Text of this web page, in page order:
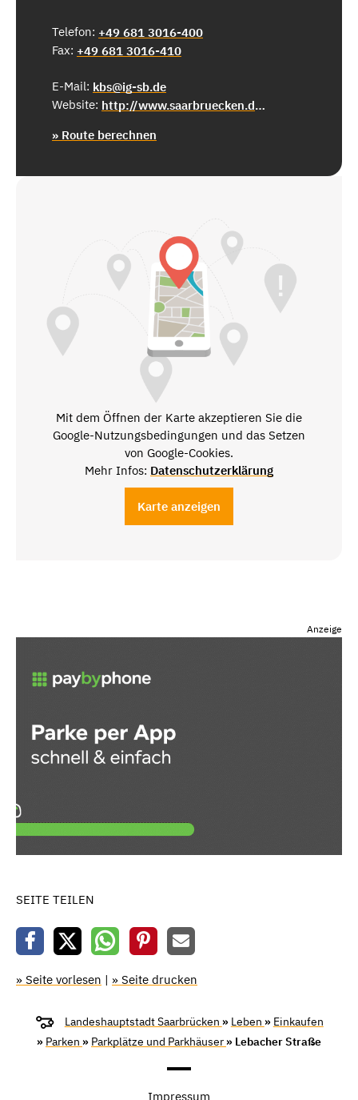
Telefon: +49 681 3016-400
Fax: +49 681 3016-410
E-Mail: kbs@ig-sb.de
Website:
http://www.saarbruecken.de/parken
» Route berechnen
Mit dem Öffnen der Karte akzeptieren Sie die
Google-Nutzungsbedingungen und das Setzen
von Google-Cookies.
Mehr Infos: Datenschutzerklärung
Karte anzeigen
Anzeige
SEITE TEILEN
» Seite vorlesen | » Seite drucken
Landeshauptstadt Saarbrücken » Leben » Einkaufen
» Parken » Parkplätze und Parkhäuser » Lebacher Straße
Impressum